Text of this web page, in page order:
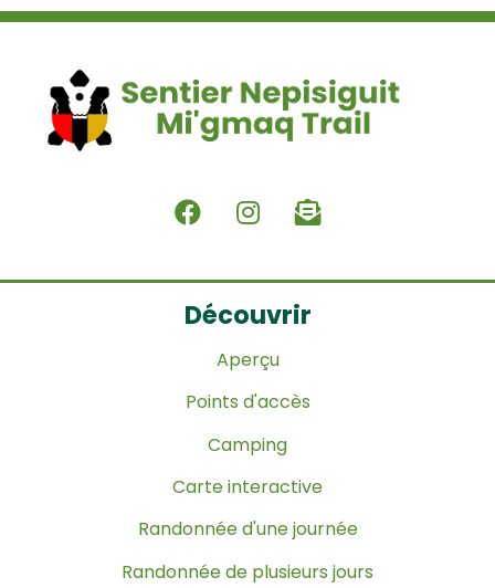
Découvrir
Aperçu
Points d'accès
Camping
Carte interactive
Randonnée d'une journée
Randonnée de plusieurs jours